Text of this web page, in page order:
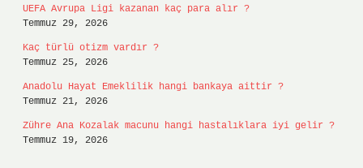
UEFA Avrupa Ligi kazanan kaç para alır ?
Temmuz 29, 2026
Kaç türlü otizm vardır ?
Temmuz 25, 2026
Anadolu Hayat Emeklilik hangi bankaya aittir ?
Temmuz 21, 2026
Zühre Ana Kozalak macunu hangi hastalıklara iyi gelir ?
Temmuz 19, 2026